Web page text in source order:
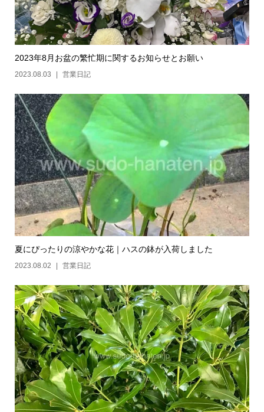
2023年8月お盆の繁忙期に関するお知らせとお願い
2023.08.03 営業日記
夏にぴったりの涼やかな花｜ハスの鉢が入荷しました
2023.08.02 営業日記